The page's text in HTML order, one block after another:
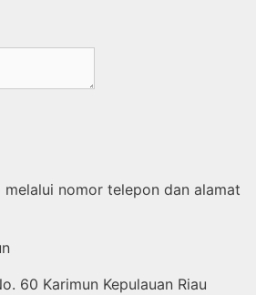
melalui nomor telepon dan alamat
60 Karimun Kepulauan Riau